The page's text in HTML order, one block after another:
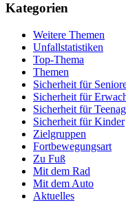
Kategorien
Weitere Themen
Unfallstatistiken
Top-Thema
Themen
Sicherheit für
Sicherheit für
Sicherheit für
Sicherheit für Kinder
Zielgruppen
Fortbewegungsart
Zu Fuß
Mit dem Rad
Mit dem Auto
Aktuelles